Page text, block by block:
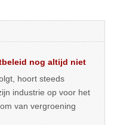
nog altijd niet
hoort steeds
industrie op voor het
van vergroening